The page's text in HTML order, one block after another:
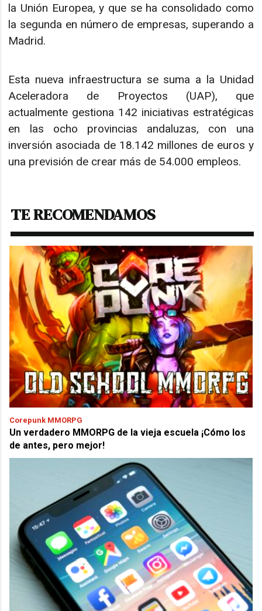
la Unión Europea, y que se ha consolidado como
la segunda en número de empresas, superando a
Madrid.
Esta nueva infraestructura se suma a la Unidad
Aceleradora de Proyectos (UAP), que
actualmente gestiona 142 iniciativas estratégicas
en las ocho provincias andaluzas, con una
inversión asociada de 18.142 millones de euros y
una previsión de crear más de 54.000 empleos.
TE RECOMENDAMOS
Corepunk MMORPG
Un verdadero MMORPG de la vieja escuela ¡Cómo los
de antes, pero mejor!